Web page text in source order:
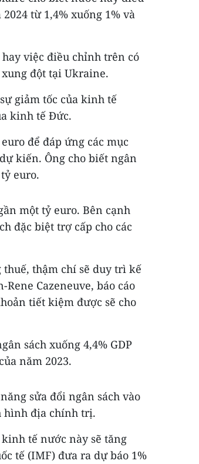
từ 1,4% xuống 1% và
việc điều chỉnh trên có
đột tại Ukraine.
giảm tốc của kinh tế
kinh tế Đức.
để đáp ứng các mục
kiến. Ông cho biết ngân
euro.
một tỷ euro. Bên cạnh
đặc biệt trợ cấp cho các
thuế, thậm chí sẽ duy trì kế
Cazeneuve, báo cáo
tiết kiệm được sẽ cho
sách xuống 4,4% GDP
năm 2023.
sửa đổi ngân sách vào
hình địa chính trị.
tế nước này sẽ tăng
tế (IMF) đưa ra dự báo 1%